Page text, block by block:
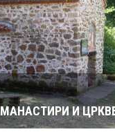
И